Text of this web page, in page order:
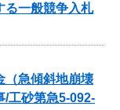
一般競争入札
（急傾斜地崩壊
工砂第急5-092-